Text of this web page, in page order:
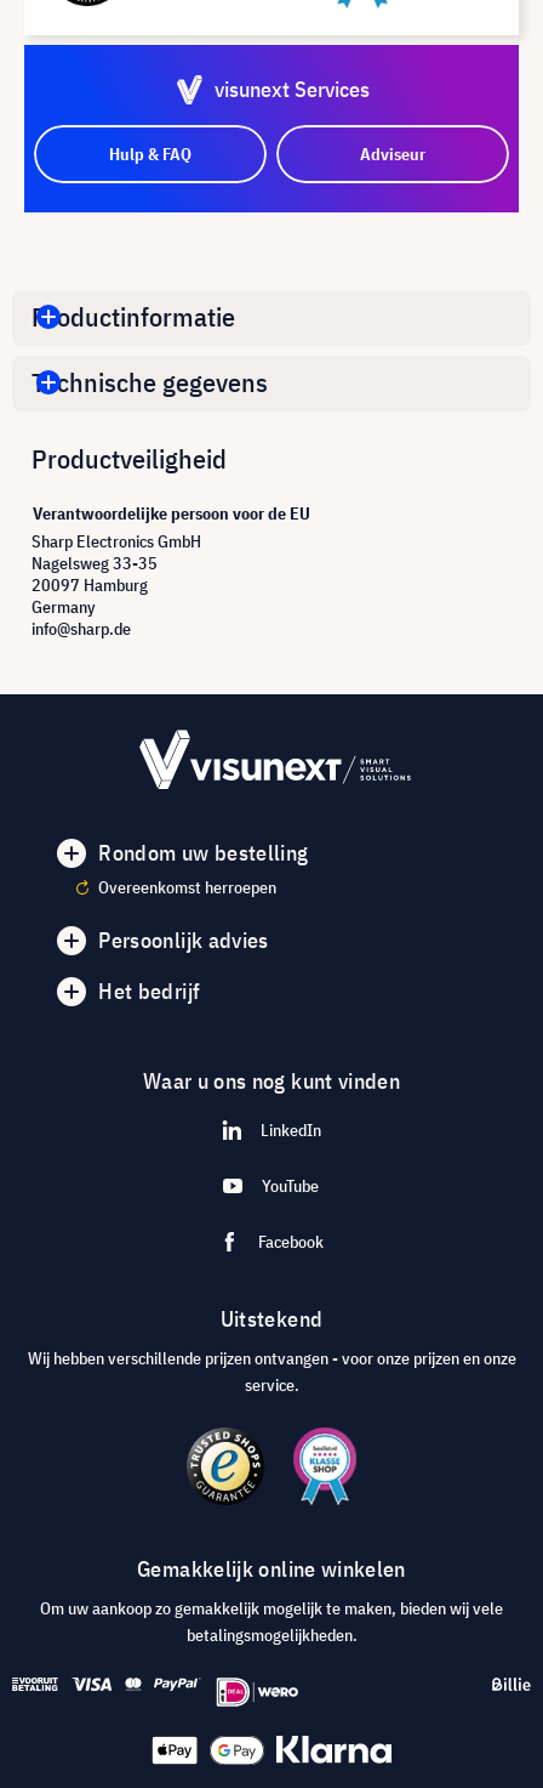
visunext Services
Hulp & FAQ Adviseur
Productinformatie
Technische gegevens
Productveiligheid
Verantwoordelijke persoon voor de EU
Sharp Electronics GmbH
Nagelsweg 33-35
20097 Hamburg
Germany
info@sharp.de
Rondom uw bestelling
Overeenkomst herroepen
Persoonlijk advies
Het bedrijf
Waar u ons nog kunt vinden
LinkedIn
YouTube
Facebook
Uitstekend
Wij hebben verschillende prijzen ontvangen - voor onze prijzen en onze
service.
Gemakkelijk online winkelen
Om uw aankoop zo gemakkelijk mogelijk te maken, bieden wij vele
betalingsmogelijkheden.